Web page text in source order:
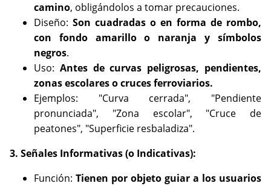
camino, obligándolos a tomar precauciones.
Diseño: Son cuadradas o en forma de rombo,
con fondo amarillo o naranja y símbolos
negros.
Uso: Antes de curvas peligrosas, pendientes,
zonas escolares o cruces ferroviarios.
Ejemplos: "Curva cerrada", "Pendiente
pronunciada", "Zona escolar", "Cruce de
peatones", "Superficie resbaladiza".
3. Señales Informativas (o Indicativas):
Función: Tienen por objeto guiar a los usuarios